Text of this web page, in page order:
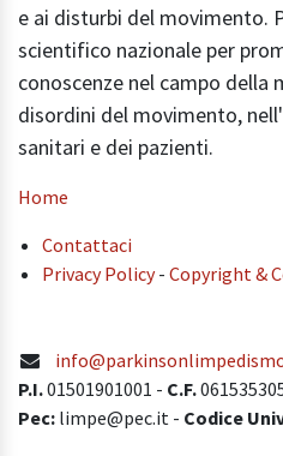
e ai disturbi del movimento.
scientifico nazionale per
conoscenze nel campo della
disordini del movimento,
sanitari e dei pazienti.
Home
Contattaci
Privacy Policy- Copyright &
P.I.01501901001 - C.F.
Pec: limpe@pec.it - Codice